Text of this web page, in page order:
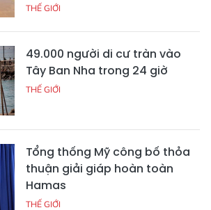
THẾ GIỚI
49.000 người di cư tràn vào
Tây Ban Nha trong 24 giờ
THẾ GIỚI
Tổng thống Mỹ công bố thỏa
thuận giải giáp hoàn toàn
Hamas
THẾ GIỚI